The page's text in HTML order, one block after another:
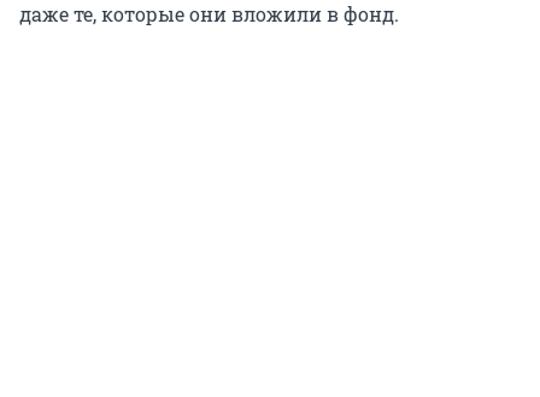
даже те, которые они вложили в фонд.